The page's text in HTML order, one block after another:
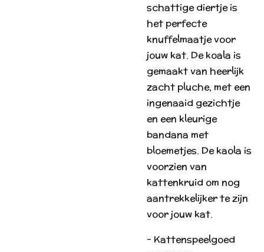
schattige diertje is
het perfecte
knuffelmaatje voor
jouw kat. De koala is
gemaakt van heerlijk
zacht pluche, met een
ingenaaid gezichtje
en een kleurige
bandana met
bloemetjes. De kaola is
voorzien van
kattenkruid om nog
aantrekkelijker te zijn
voor jouw kat.
- Kattenspeelgoed